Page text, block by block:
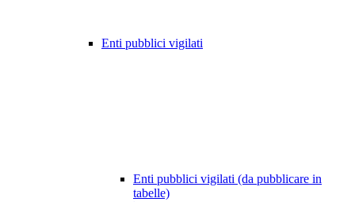
Enti pubblici vigilati
Enti pubblici vigilati (da pubblicare in
tabelle)